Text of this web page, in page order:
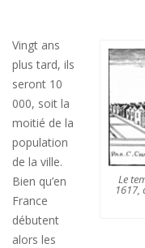
Le
1617,
Vingt ans
plus tard, ils
seront 10
000, soit la
moitié de la
population
de la ville.
Bien qu’en
France
débutent
alors les